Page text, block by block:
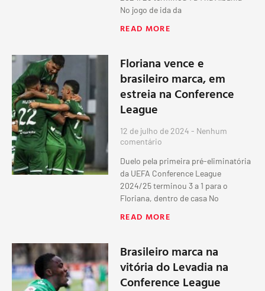
No jogo de ida da
READ MORE
Floriana vence e
brasileiro marca, em
estreia na Conference
League
12 de julho de 2024 Nenhum
comentário
Duelo pela primeira pré-eliminatória
da UEFA Conference League
2024/25 terminou 3 a 1 para o
Floriana, dentro de casa No
READ MORE
Brasileiro marca na
vitória do Levadia na
Conference League